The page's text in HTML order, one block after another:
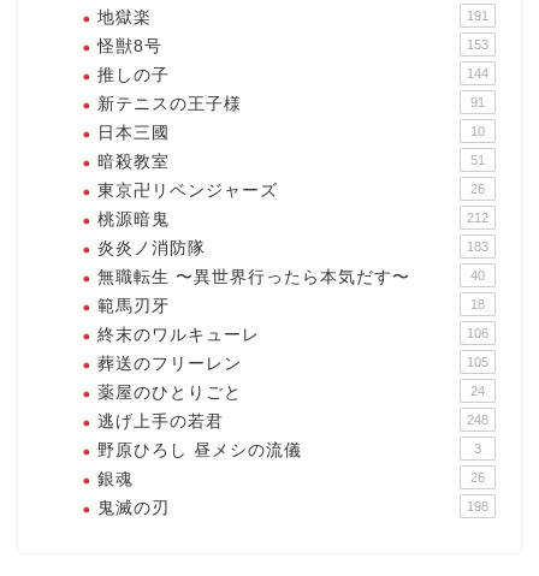
地獄楽 191
怪獣8号 153
推しの子 144
新テニスの王子様 91
日本三國 10
暗殺教室 51
東京卍リベンジャーズ 26
桃源暗鬼 212
炎炎ノ消防隊 183
無職転生 〜異世界行ったら本気だす〜 40
範馬刃牙 18
終末のワルキューレ 106
葬送のフリーレン 105
薬屋のひとりごと 24
逃げ上手の若君 248
野原ひろし 昼メシの流儀 3
銀魂 26
鬼滅の刃 198